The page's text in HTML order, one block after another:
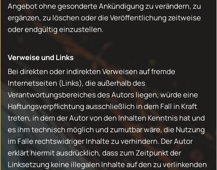
Angebot ohne gesonderte Ankündigung zu verändern, zu
ergänzen, zu löschen oder die Veröffentlichung zeitweise
oder endgültig einzustellen.
Verweise und Links
Bei direkten oder indirekten Verweisen auf fremde
Internetseiten (Links), die außerhalb des
Verantwortungsbereiches des Autors liegen, würde eine
Haftungsverpflichtung ausschließlich in dem Fall in Kraft
treten, in dem der Autor von den Inhalten Kenntnis hat und
es ihm technisch möglich und zumutbar wäre, die Nutzung
im Falle rechtswidriger Inhalte zu verhindern. Der Autor
erklärt hiermit ausdrücklich, dass zum Zeitpunkt der
Linksetzung keine illegalen Inhalte auf den zu verlinkenden